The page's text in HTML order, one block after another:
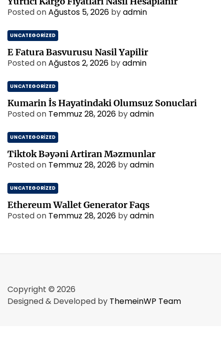
Posted onAğustos 5, 2026 byadmin
UNCATEGORIZED
E Fatura Basvurusu Nasil Yapilir
Posted onAğustos 2, 2026 byadmin
UNCATEGORIZED
Kumarin İs Hayatindaki Olumsuz Sonuclari
Posted on Temmuz 28, 2026 byadmin
UNCATEGORIZED
Tiktok Bəyəni Artiran Məzmunlar
Posted on Temmuz 28, 2026 byadmin
UNCATEGORIZED
Ethereum Wallet Generator Faqs
Posted on Temmuz 28, 2026 byadmin
Copyright © 2026
Designed & Developed by ThemeinWP Team